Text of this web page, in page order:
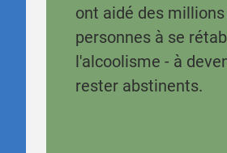
ont aidé des millions
personnes à se
l'alcoolisme - à
rester abstinents.